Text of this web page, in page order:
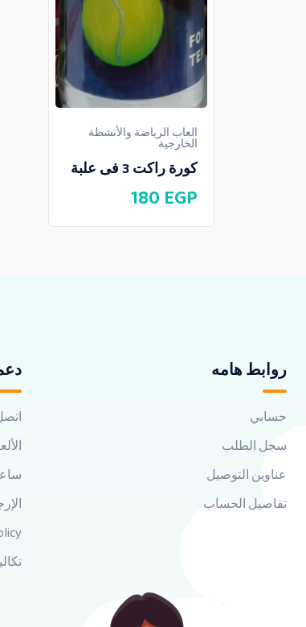
العاب الرياضة والأنشطة
الخارجية
كورة راكت 3 فى علبة
180 EGP
روابط هامه
حسابي
سجل الطلب
عناوين التوصيل
تفاصيل الحساب